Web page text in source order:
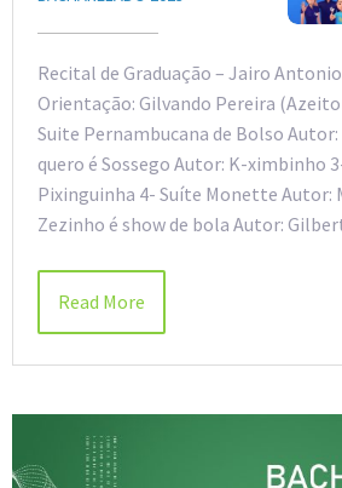
Recital de Graduação – Jairo
Orientação: Gilvando Pereira
Suite Pernambucana de Bolso Autor:
quero é Sossego Autor: K-ximbinho
Pixinguinha 4- Suíte Monette Autor:
Zezinho é show de bola Autor:
Read More